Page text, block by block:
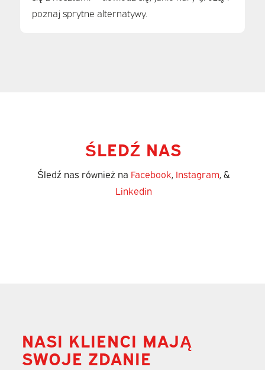
poznaj sprytne alternatywy.
ŚLEDŹ NAS
Śledź nas również na Facebook, Instagram, &
Linkedin
NASI KLIENCI MAJĄ
SWOJE ZDANIE